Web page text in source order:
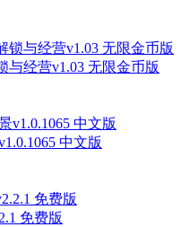
与经营v1.03 无限金币版
中文版
免费版